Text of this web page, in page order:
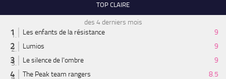
TOP CLAIRE
des 4 derniers mois
Les enfants de la résistance
9
Lumios
9
Le silence de l'ombre
9
The Peak team rangers
8.5